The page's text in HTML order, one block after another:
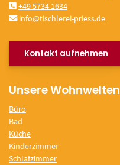
+49 5734 1634
info@tischlerei-priess.de
Kontakt aufnehmen
Unsere Wohnwelten
Büro
Bad
Küche
Kinderzimmer
Schlafzimmer